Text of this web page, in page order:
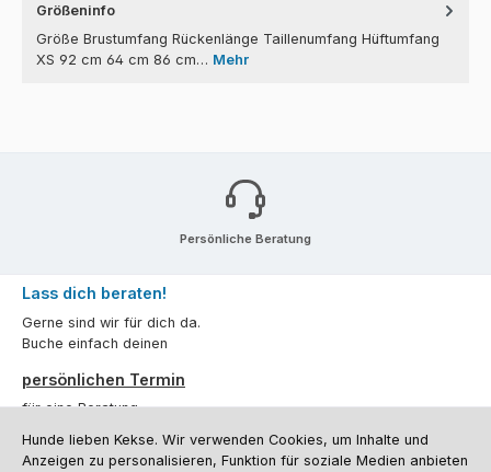
Größeninfo
Größe Brustumfang Rückenlänge Taillenumfang Hüftumfang
XS 92 cm 64 cm 86 cm… Mehr
Persönliche Beratung
Lass dich beraten!
Gerne sind wir für dich da.
Buche einfach deinen
persönlichen Termin
für eine Beratung.
Oder über unserKontaktformular.
Hunde lieben Kekse. Wir verwenden Cookies, um Inhalte und
Anzeigen zu personalisieren, Funktion für soziale Medien anbieten